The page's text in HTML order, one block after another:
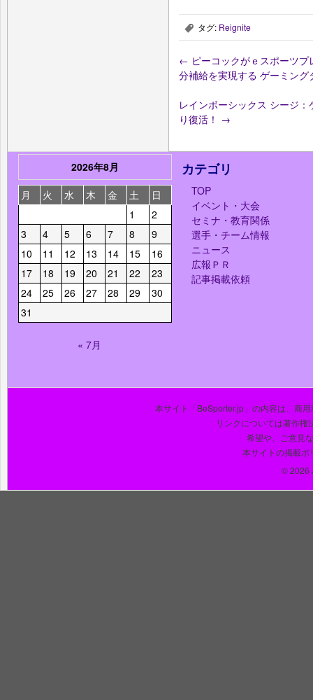
, タグ: Reignite
← ピーコックがｅスポーツ
分補給を実現する ゲーミン
レインボーシックス シージ
り復活！ →
2026年8月
月
火 水 木 金 土
日
1
2
3
4 5 6 7 8
9
10
11 12 13 14 15
16
17
18 19 20 21 22
23
24
25 26 27 28 29
30
31
« 7月
カテゴリ
TOP
イベント・大会
セミナ・教育関係
選手・チーム情報
ニュース
広報ＰＲ
記事掲載依頼
本サイト「BeSporter.jp」の内容は、商
リンクについては著作権
希望や、ご意見
本サイトの掲載ポ
© 2026